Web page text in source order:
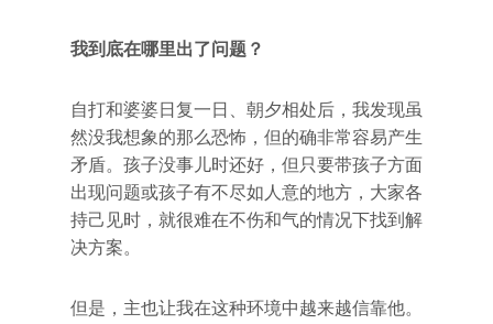
我到底在哪里出了问题？
自打和婆婆日复一日、朝夕相处后，我发现虽
然没我想象的那么恐怖，但的确非常容易产生
矛盾。孩子没事儿时还好，但只要带孩子方面
出现问题或孩子有不尽如人意的地方，大家各
持己见时，就很难在不伤和气的情况下找到解
决方案。
但是，主也让我在这种环境中越来越信靠他。